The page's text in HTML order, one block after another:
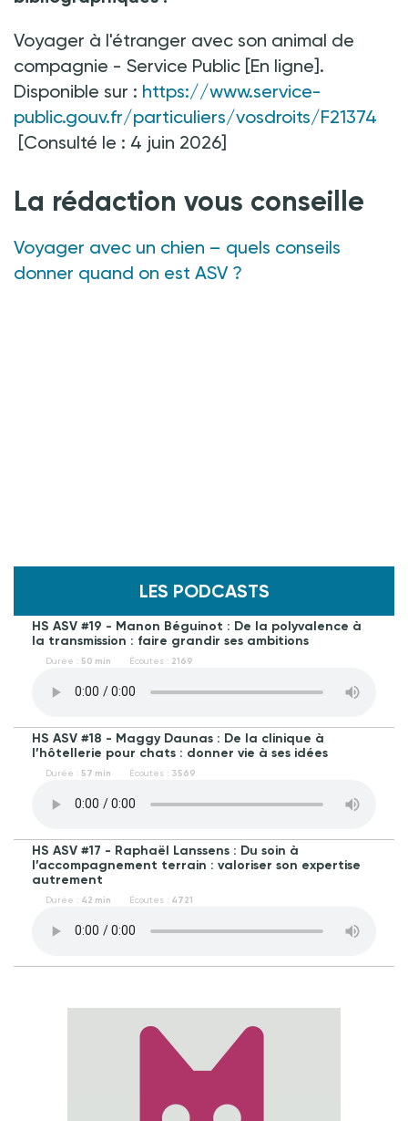
Voyager à l'étranger avec son animal de
compagnie - Service Public [En ligne].
Disponible sur : https://www.service-
public.gouv.fr/particuliers/vosdroits/F21374
[Consulté le : 4 juin 2026]
La rédaction vous conseille
Voyager avec un chien – quels conseils
donner quand on est ASV ?
LES PODCASTS
HS ASV #19 - Manon Béguinot : De la polyvalence à
la transmission : faire grandir ses ambitions
Durée : 50 min Écoutes : 2169
HS ASV #18 - Maggy Daunas : De la clinique à
l’hôtellerie pour chats : donner vie à ses idées
Durée : 57 min Écoutes : 3569
HS ASV #17 - Raphaël Lanssens : Du soin à
l’accompagnement terrain : valoriser son expertise
autrement
Durée : 42 min Écoutes : 4721